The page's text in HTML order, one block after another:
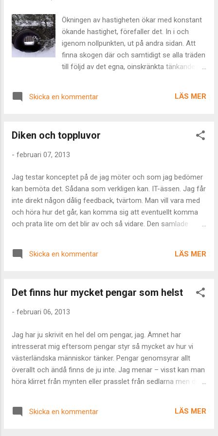
Ökningen av hastigheten ökar med konstant
ökande hastighet, förefaller det. In i och
igenom nollpunkten, ut på andra sidan. Att
finna skogen där och samtidigt se alla träden
till följd av det egna, oinskränkta tänkandet
precis som vi tänker. Hela tiden. Och med
paradigmskifte. Nollpunkt och
sidorna av nollpunkten. Det är i hur du
mening.
Skicka en kommentar LÄS MER
Diken och toppluvor
- februari 07, 2013
Jag testar konceptet på de jag möter och som jag bedömer
kan bemöta det. Sådana som verkligen kan. IT-ässen. Jag får
inte direkt någon dålig feedback, tvärtom. Man vill vara med
och höra hur det går, kan komma sig att eventuellt komma
och prata lite om det blir av och så vidare. Den samlade
frågar är sådana som verkligen kan något. Och gemensamt
för dessa är att de lärt sig det helt och hållet själva. Av
allra flesta dagar. Nu är jag ute på teoretisk mark eftersom
observationer från sidan och andras återberättade insikter.
"Toppluvorna" – de där egentligen vansinnigt kunniga
personerna som är kung respektive drottning i sina
respektive spelvärdar. Som inte räds för att svänga ihop en
mod och som har ett sinne riggat för vinst. I spel...
Skicka en kommentar LÄS MER
Det finns hur mycket pengar som helst
- februari 06, 2013
Jag har ju skrivit en hel del om pengar, jag. Ämnet har
intresserat mig eftersom pengar styr så mycket av hur vi
västerländska människor tänker. Pengar genomsyrar allt
överallt och ändå finns de ju inte. Jag menar – visst kan man
höra klirret från mynten eller prasslet från sedlarna men den
banker dagarna i ända kan man väl ändå få tvivla lite. Det är
Skicka en kommentar LÄS MER